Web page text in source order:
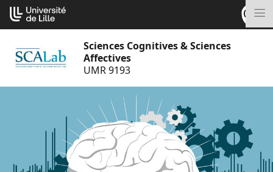
Aller
au
contenu
Sciences Cognitives & Sciences
Affectives
UMR 9193
Cookies management panel